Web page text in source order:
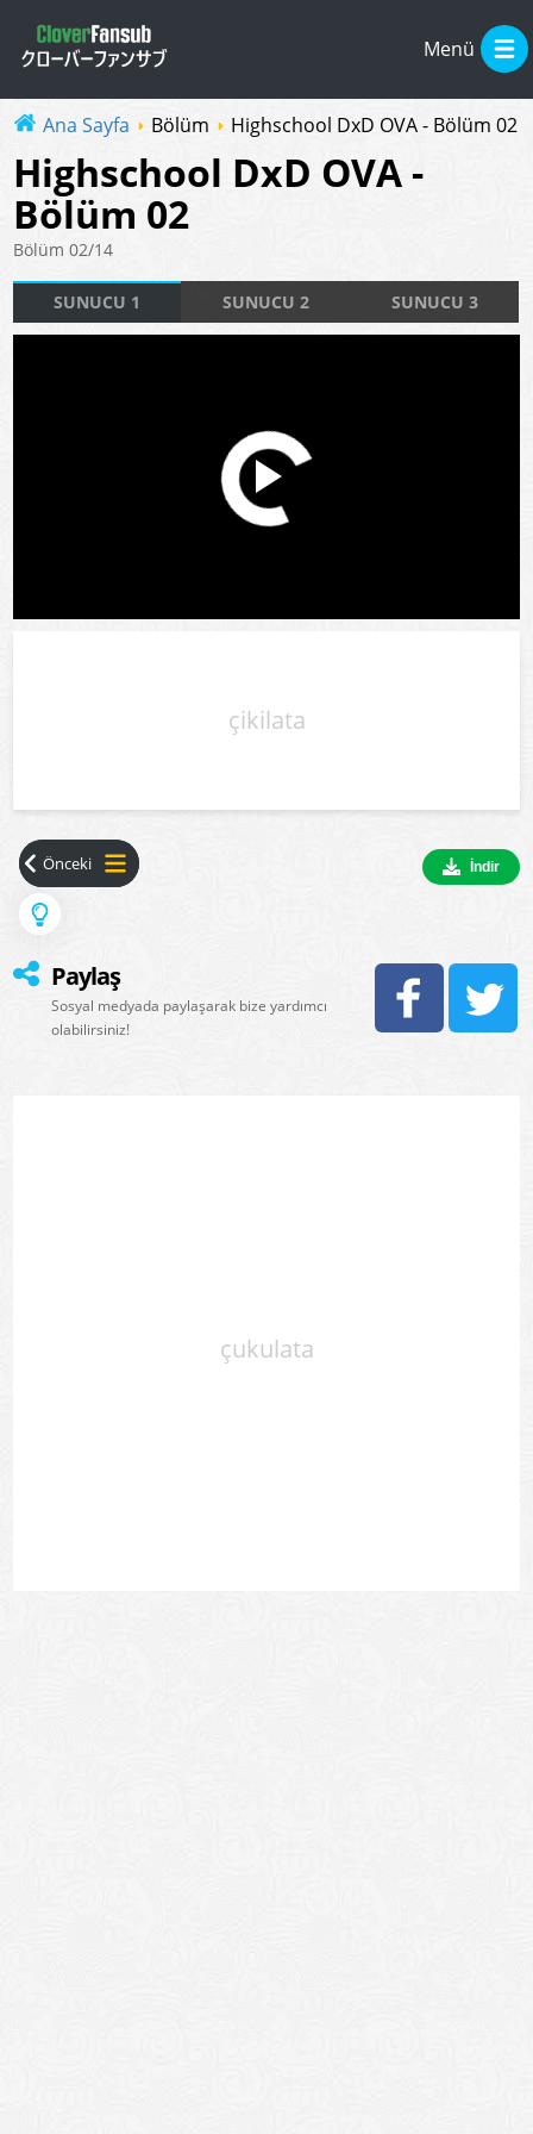
Menü
Ana Sayfa Bölüm Highschool DxD OVA - Bölüm 02
Highschool DxD OVA -
Bölüm 02
Bölüm 02/14
SUNUCU 1 SUNUCU 2 SUNUCU 3
çikilata
çukulata
İndir
Paylaş
Sosyal medyada paylaşarak bize yardımcı
olabilirsiniz!